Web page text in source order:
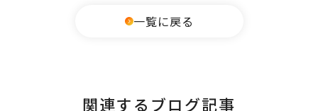
一覧に戻る
関連するブログ記事